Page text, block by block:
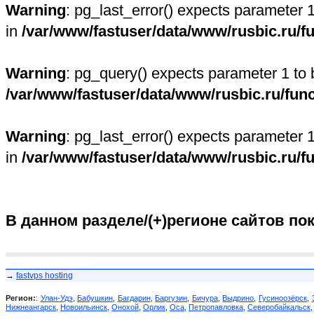
Warning: pg_last_error() expects parameter
in /var/www/fastuser/data/www/rusbic.ru/
Warning: pg_query() expects parameter 1
/var/www/fastuser/data/www/rusbic.ru/
Warning: pg_last_error() expects parameter
in /var/www/fastuser/data/www/rusbic.ru/
В данном разделе/(+)регионе сайтов
→ fastvps hosting
Регион:: Улан-Удэ ,Бабушкин Багдарин,Баргузин Бичура,Выдрино Гусиноозёрск,
Нижнеангарск Новоильинск Онохой Орлик Оса Петропавловка Северобайкальск